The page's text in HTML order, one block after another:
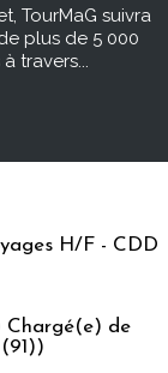
TourMaG suivra
plus de 5 000
travers...
H/F - CDD
Chargé(e) de